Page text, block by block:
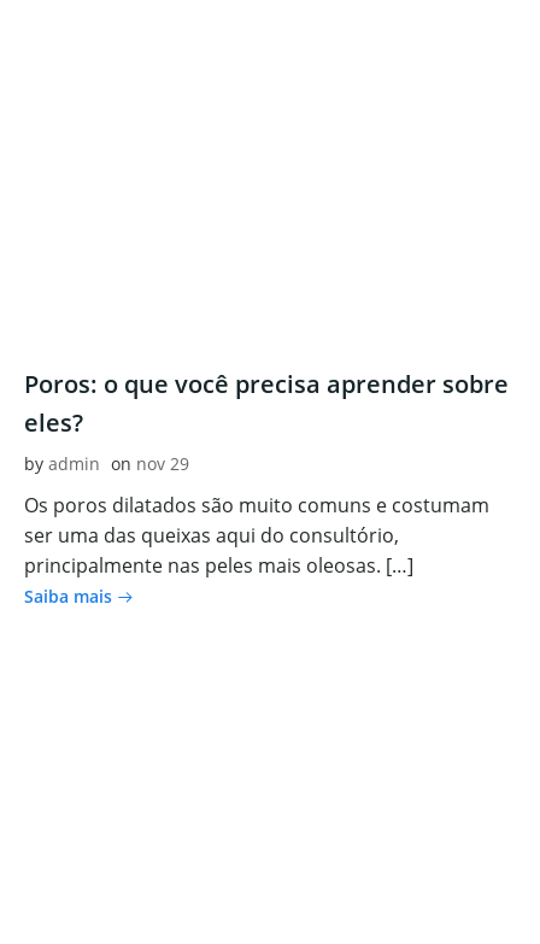
Poros: o que você precisa aprender sobre
eles?
by admin on nov 29
Os poros dilatados são muito comuns e costumam
ser uma das queixas aqui do consultório,
principalmente nas peles mais oleosas. […]
Saiba mais